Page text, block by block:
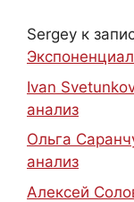
Sergey к
Ivan
анализ
Ольга
анализ
Алексей